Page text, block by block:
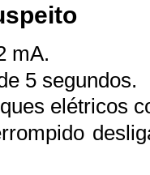
mA.
5 segundos.
elétricos